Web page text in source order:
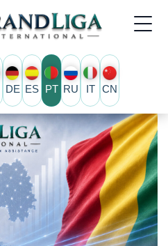
DE ES PT RU IT CN